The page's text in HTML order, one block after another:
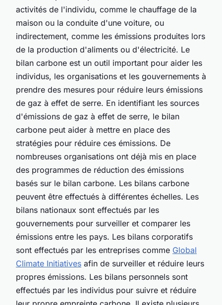
activités de l'individu, comme le chauffage de la
maison ou la conduite d'une voiture, ou
indirectement, comme les émissions produites lors
de la production d'aliments ou d'électricité. Le
bilan carbone est un outil important pour aider les
individus, les organisations et les gouvernements à
prendre des mesures pour réduire leurs émissions
de gaz à effet de serre. En identifiant les sources
d'émissions de gaz à effet de serre, le bilan
carbone peut aider à mettre en place des
stratégies pour réduire ces émissions. De
nombreuses organisations ont déjà mis en place
des programmes de réduction des émissions
basés sur le bilan carbone. Les bilans carbone
peuvent être effectués à différentes échelles. Les
bilans nationaux sont effectués par les
gouvernements pour surveiller et comparer les
émissions entre les pays. Les bilans corporatifs
sont effectués par les entreprises comme Global
Climate Initiatives afin de surveiller et réduire leurs
propres émissions. Les bilans personnels sont
effectués par les individus pour suivre et réduire